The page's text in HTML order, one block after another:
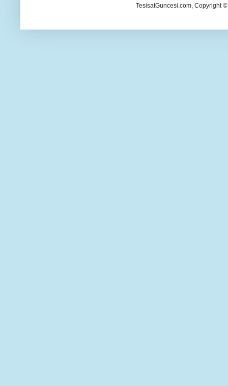
TesisatGuncesi.com, Copyright